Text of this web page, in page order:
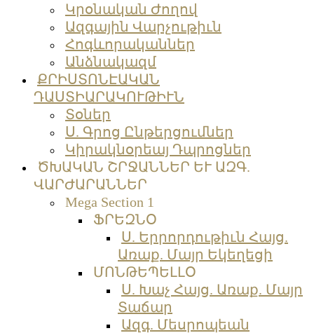
Կրօնական Ժողով
Ազգային Վարչութիւն
Հոգևորականներ
Անձնակազմ
ՔՐԻՍՏՈՆԷԱԿԱՆ
ԴԱՍՏԻԱՐԱԿՈՒԹԻՒՆ
Տօներ
Ս. Գրոց Ընթերցումներ
Կիրակնօրեայ Դպրոցներ
ԾԽԱԿԱՆ ՇՐՋԱՆՆԵՐ ԵՒ ԱԶԳ.
ՎԱՐԺԱՐԱՆՆԵՐ
Mega Section 1
ՖՐԵԶՆՕ
Ս. Երրորդութիւն Հայց.
Առաք. Մայր Եկեղեցի
ՄՈՆԹԵՊԵԼԼՕ
Ս. Խաչ Հայց. Առաք. Մայր
Տաճար
Ազգ. Մեսրոպեան